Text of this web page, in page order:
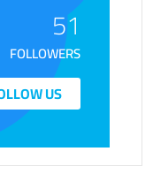
51
FOLLOWERS
US